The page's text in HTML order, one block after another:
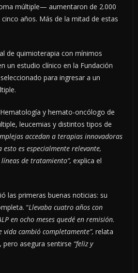
múltiple— aumentaron de 2.000
años. Más de la mitad de estas
de quimioterapia con mínimos
un estudio clínico en la Fundación
para ingresar a un
y hemato-oncólogo de
leucemias y distintos tipos de
accedan a terapias innovadoras
es especialmente relevante,
de tratamiento”, explica el
las primeras buenas noticias: su
“Llevaba cuatro años con
en ocho meses quedé en remisión.
cambió completamente”, relata
asegura sentirse “feliz y